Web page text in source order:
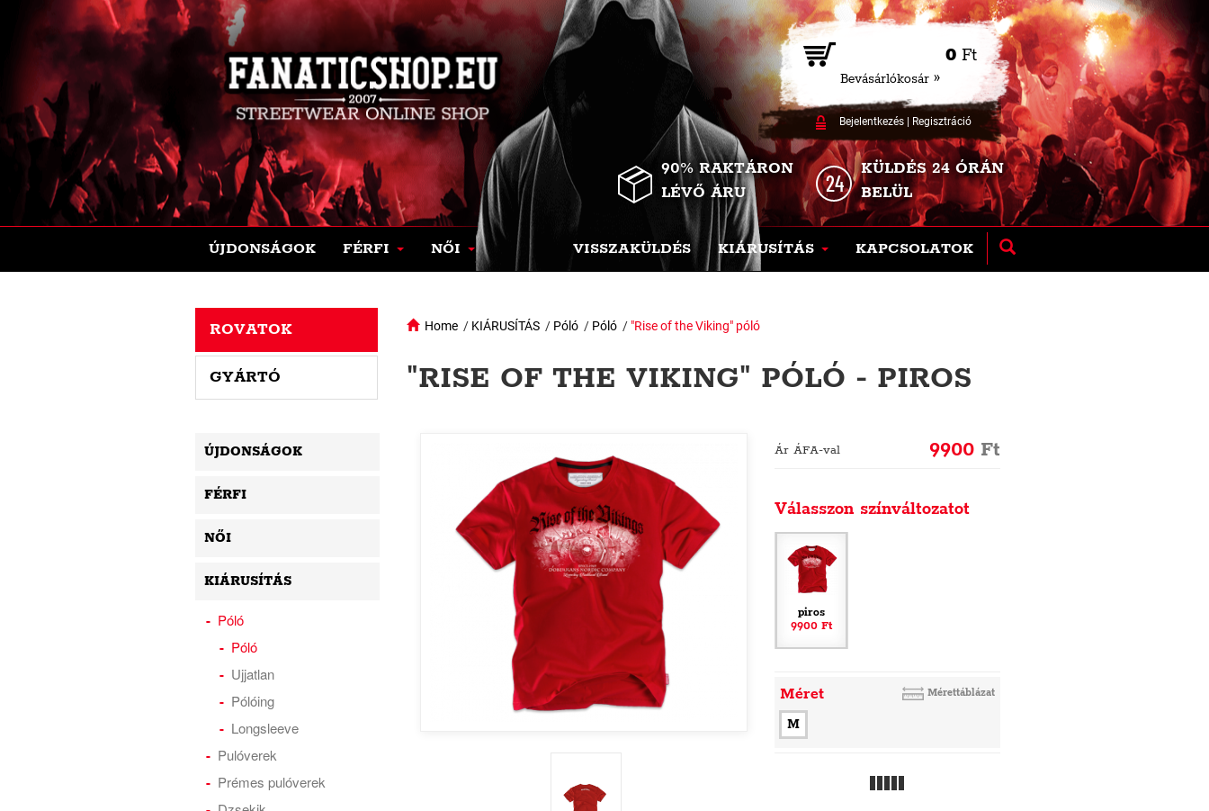
0 Ft
Bevásárlókosár »
Bejelentkezés| Regisztráció
90% RAKTÁRON
LÉVŐ ÁRU
KÜLDÉS 24 ÓRÁN
BELÜL
ÚJDONSÁGOK FÉRFI NŐI VISSZAKÜLDÉS KIÁRUSÍTÁS KAPCSOLATOK
Home / KIÁRUSÍTÁS / Póló / Póló / "Rise of the Viking" póló
"RISE OF THE VIKING" PÓLÓ - PIROS
Ár ÁFA-val 9900 Ft
Válasszon színváltozatot
piros
9900 Ft
Méret Mérettáblázat
M
ROVATOK
GYÁRTÓ
ÚJDONSÁGOK
FÉRFI
NŐI
KIÁRUSÍTÁS
Póló
Póló
Ujjatlan
Pólóing
Longsleeve
Pulóverek
Prémes pulóverek